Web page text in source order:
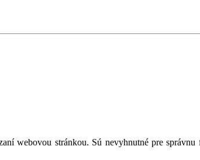
webovou stránkou. Sú nevyhnutné pre